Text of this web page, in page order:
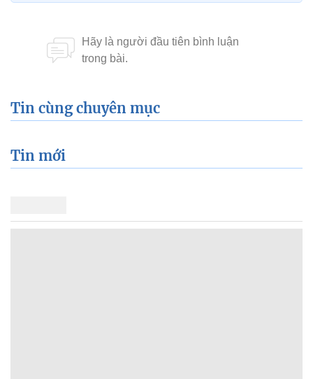
Tin cùng chuyên mục
Tin mới